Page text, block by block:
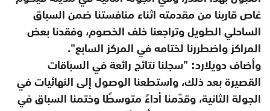
غاص قاربنا من مقدمته اثناء منافستنا ضمن السباق
الساحلي الطويل وتراجعنا خلف الخصوم، وفقدنا بعض
المراكز واضطررنا لختامه في المركز السابع".
وأضاف دويلارد: "سجلنا نتائج رائعة في السباقات
القصيرة بعد ذلك، واستطعنا الوصول إلى النهائيات في
الجولة الثانية، وقدّمنا أداءً متوسطًا وختمنا السباق في